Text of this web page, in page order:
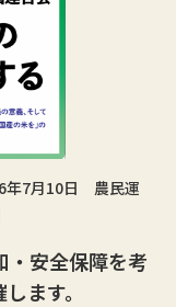
年7月10日 農民運
・安全保障を考
ます。